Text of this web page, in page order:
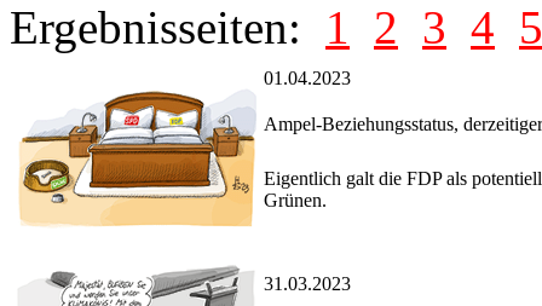
Ergebnisseiten: 1 2 3 4 5
01.04.2023
Ampel-Beziehungsstatus,
Eigentlich galt die FDP als
Grünen.
31.03.2023